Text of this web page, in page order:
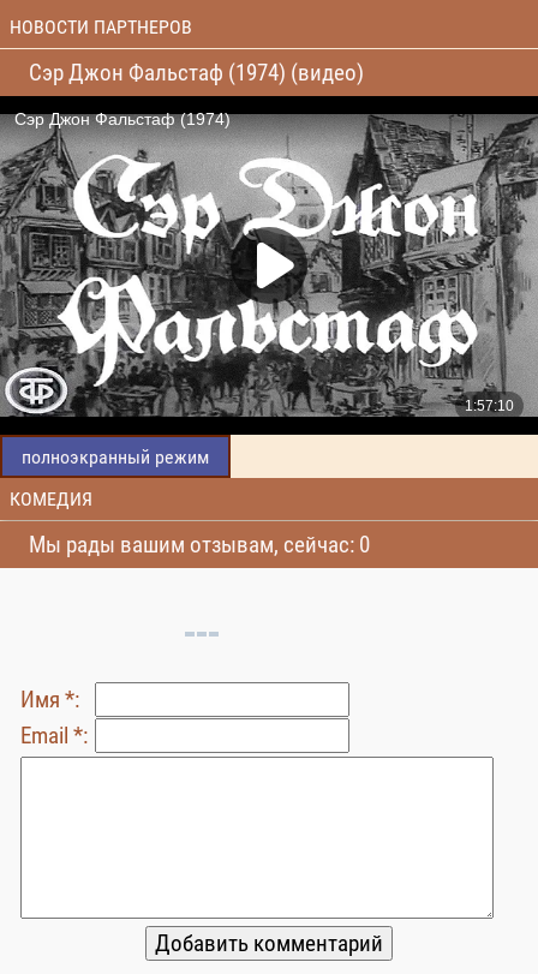
НОВОСТИ ПАРТНЕРОВ
Сэр Джон Фальстаф (1974) (видео)
полноэкранный режим
КОМЕДИЯ
Мы рады вашим отзывам, сейчас: 0
Имя *:
Email *: